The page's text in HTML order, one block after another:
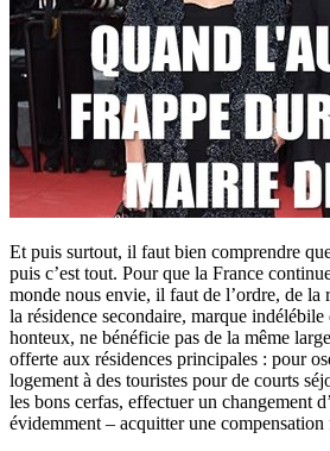
Et puis surtout, il faut bien comprendre
puis c’est tout. Pour que la France
monde nous envie, il faut de l’ordre, de la
la résidence secondaire, marque indélébile
honteux, ne bénéficie pas de la même
offerte aux résidences principales : pour
logement à des touristes pour de courts
les bons cerfas, effectuer un changement
évidemment – acquitter une